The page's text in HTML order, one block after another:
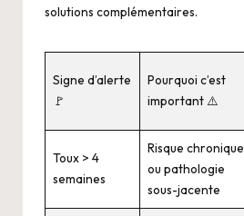
solutions complémentaires.
Signe d’alerte
🚩
Pourquoi c’est
important ⚠️
Toux > 4
semaines
Risque chronique
ou pathologie
sous-jacente